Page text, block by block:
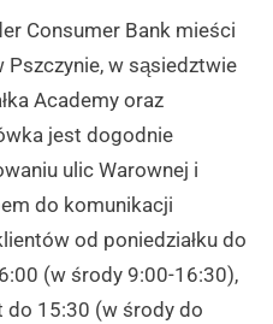
Consumer Bank mieści
Pszczynie, w sąsiedztwie
Academy oraz
jest dogodnie
ulic Warownej i
do komunikacji
od poniedziałku do
(w środy 9:00-16:30),
do 15:30 (w środy do